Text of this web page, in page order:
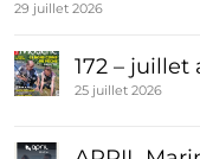
29 juillet 2026
172 –
25 juillet 2026